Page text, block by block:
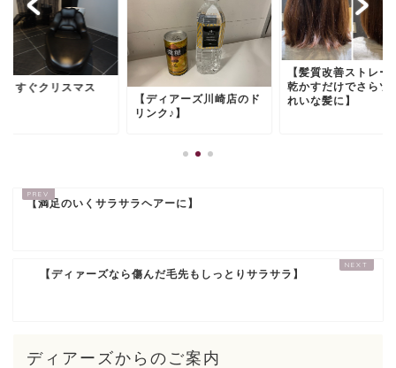
うすぐクリスマス
【ディアーズ川崎店のド
リンク♪】
【髪質改善ストレー
乾かすだけでさらツ
れいな髪に】
【満足のいくサラサラヘアーに】
【ディァーズなら傷んだ毛先もしっとりサラサラ】
ディアーズからのご案内